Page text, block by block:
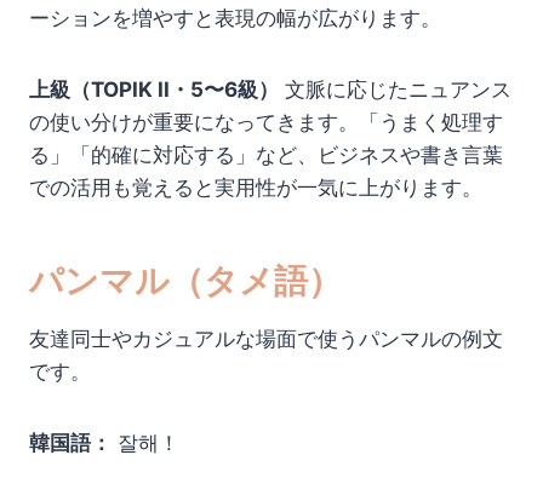
ーションを増やすと表現の幅が広がります。
上級（TOPIK II・5〜6級）
文脈に応じたニュアンス
の使い分けが重要になってきます。「うまく処理す
る」「的確に対応する」など、ビジネスや書き言葉
での活用も覚えると実用性が一気に上がります。
パンマル（タメ語）
友達同士やカジュアルな場面で使うパンマルの例文
です。
韓国語： 잘해！